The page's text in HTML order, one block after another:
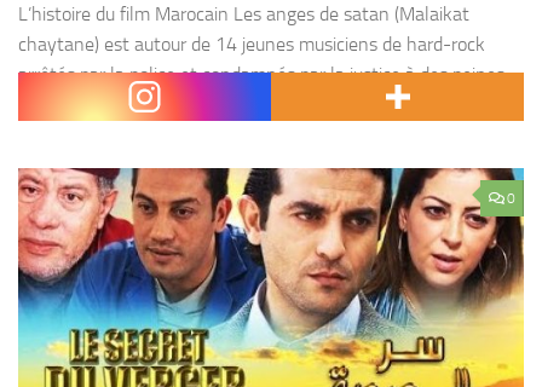
L’histoire du film Marocain Les anges de satan (Malaikat
chaytane) est autour de 14 jeunes musiciens de hard-rock
arrêtés par la police et condamnés par la justice à des peines
allant de trois mois...
0